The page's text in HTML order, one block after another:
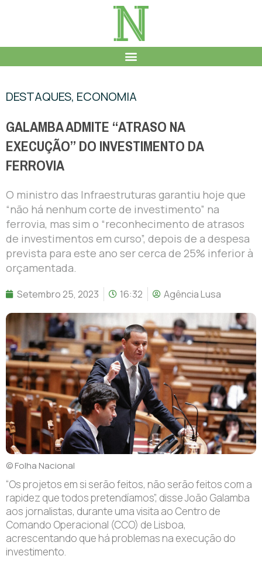
DESTAQUES, ECONOMIA
GALAMBA ADMITE “ATRASO NA
EXECUÇÃO” DO INVESTIMENTO DA
FERROVIA
O ministro das Infraestruturas garantiu hoje que
“não há nenhum corte de investimento” na
ferrovia, mas sim o “reconhecimento de atrasos
de investimentos em curso”, depois de a despesa
prevista para este ano ser cerca de 25% inferior à
orçamentada.
Setembro 25, 2023 16:32 Agência Lusa
© Folha Nacional
“Os projetos em si serão feitos, não serão feitos com a
rapidez que todos pretendíamos”, disse João Galamba
aos jornalistas, durante uma visita ao Centro de
Comando Operacional (CCO) de Lisboa,
acrescentando que há problemas na execução do
investimento.